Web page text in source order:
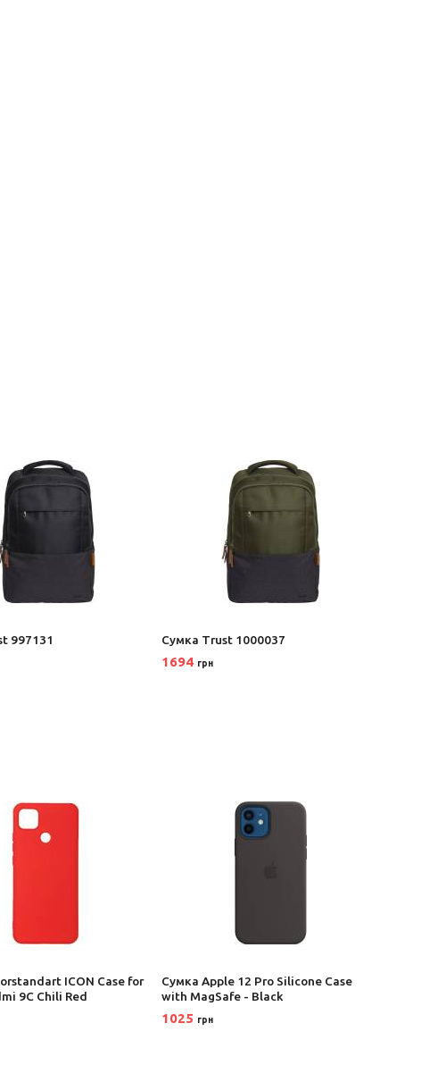
997131 Сумка Trust 1000037
1694 грн
ICON Case for
9C Chili Red
Сумка Apple 12 Pro Silicone Case
with MagSafe - Black
1025 грн